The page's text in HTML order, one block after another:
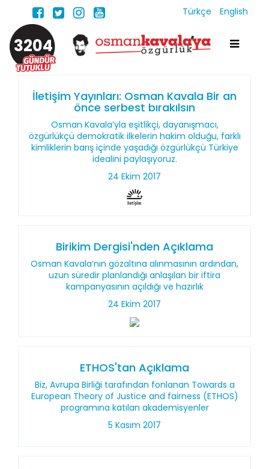
Türkçe English
3204
İletişim Yayınları: Osman Kavala Bir an
önce serbest bırakılsın
Osman Kavala’yla eşitlikçi, dayanışmacı,
özgürlükçü demokratik ilkelerin hakim olduğu, farklı
kimliklerin barış içinde yaşadığı özgürlükçü Türkiye
idealini paylaşıyoruz.
24 Ekim 2017
Birikim Dergisi'nden Açıklama
Osman Kavala’nın gözaltına alınmasının ardından,
uzun süredir planlandığı anlaşılan bir iftira
kampanyasının açıldığı ve hazırlık
24 Ekim 2017
ETHOS'tan Açıklama
Biz, Avrupa Birliği tarafından fonlanan Towards a
European Theory of Justice and fairness (ETHOS)
programına katılan akademisyenler
5 Kasım 2017